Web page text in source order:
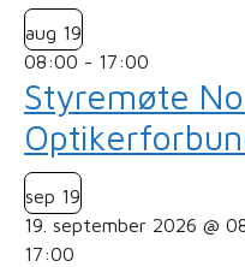
aug 19
08:00 - 17:00
Styremøte
sep 19
19. september 2026 @
17:00